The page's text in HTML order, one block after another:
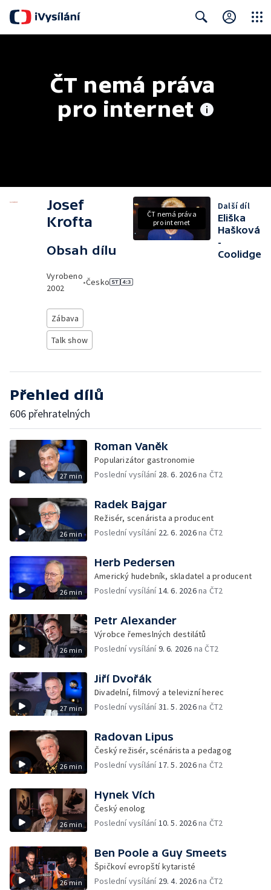
ČT nemá práva
pro internet
Josef
Krofta
Obsah dílu
Vyrobeno
2002
•Česko
Zábava
Talk show
ČT nemá práva
pro internet
Další díl
Eliška
Hašková
-
Coolidge
Přehled dílů
606 přehratelných
27 min
Roman Vaněk
Popularizátor gastronomie
Poslední vysílání 28. 6. 2026na ČT2
26 min
Radek Bajgar
Režisér, scenárista a producent
Poslední vysílání 22. 6. 2026na ČT2
26 min
Herb Pedersen
Americký hudebník, skladatel a producent
Poslední vysílání14. 6. 2026na ČT2
26 min
Petr Alexander
Výrobce řemeslných destilátů
Poslední vysílání9. 6. 2026 na ČT2
27 min
Jiří Dvořák
Divadelní, filmový a televizní herec
Poslední vysílání31. 5. 2026na ČT2
26 min
Radovan Lipus
Český režisér, scénárista a pedagog
Poslední vysílání17. 5. 2026na ČT2
26 min
Hynek Vích
Český enolog
Poslední vysílání10. 5. 2026na ČT2
26 min
Ben Poole a Guy Smeets
Špičkoví evropští kytaristé
Poslední vysílání 29. 4. 2026na ČT2